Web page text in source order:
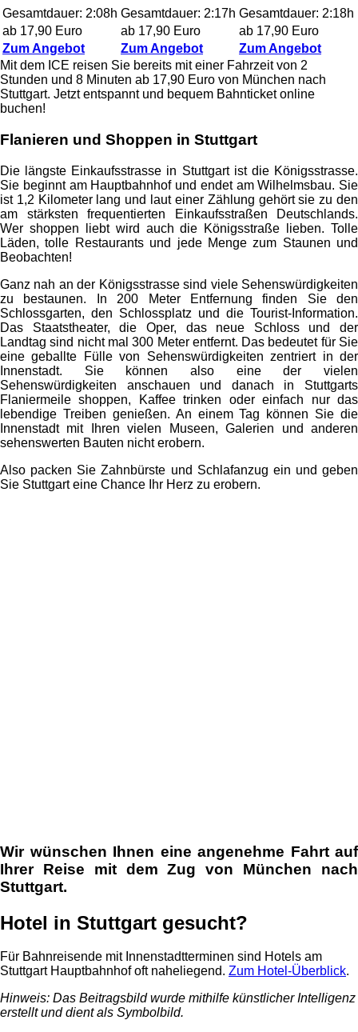
Gesamtdauer: 2:08h Gesamtdauer: 2:17h Gesamtdauer: 2:18h
ab 17,90 Euro
ab 17,90 Euro
ab 17,90 Euro
Zum Angebot
Zum Angebot
Zum Angebot
Mit dem ICE reisen Sie bereits mit einer Fahrzeit von 2
Stunden und 8 Minuten ab 17,90 Euro von München nach
Stuttgart. Jetzt entspannt und bequem Bahnticket online
buchen!
Flanieren und Shoppen in Stuttgart
Die längste Einkaufsstrasse in Stuttgart ist die Königsstrasse.
Sie beginnt am Hauptbahnhof und endet am Wilhelmsbau. Sie
ist 1,2 Kilometer lang und laut einer Zählung gehört sie zu den
am stärksten frequentierten Einkaufsstraßen Deutschlands.
Wer shoppen liebt wird auch die Königsstraße lieben. Tolle
Läden, tolle Restaurants und jede Menge zum Staunen und
Beobachten!
Ganz nah an der Königsstrasse sind viele Sehenswürdigkeiten
zu bestaunen. In 200 Meter Entfernung finden Sie den
Schlossgarten, den Schlossplatz und die Tourist-Information.
Das Staatstheater, die Oper, das neue Schloss und der
Landtag sind nicht mal 300 Meter entfernt. Das bedeutet für Sie
eine geballte Fülle von Sehenswürdigkeiten zentriert in der
Innenstadt. Sie können also eine der vielen
Sehenswürdigkeiten anschauen und danach in Stuttgarts
Flaniermeile shoppen, Kaffee trinken oder einfach nur das
lebendige Treiben genießen. An einem Tag können Sie die
Innenstadt mit Ihren vielen Museen, Galerien und anderen
sehenswerten Bauten nicht erobern.
Also packen Sie Zahnbürste und Schlafanzug ein und geben
Sie Stuttgart eine Chance Ihr Herz zu erobern.
Wir wünschen Ihnen eine angenehme Fahrt auf
Ihrer Reise mit dem Zug von München nach
Stuttgart.
Hotel in Stuttgart gesucht?
Für Bahnreisende mit Innenstadtterminen sind Hotels am
Stuttgart Hauptbahnhof oft naheliegend. Zum Hotel-Überblick.
Hinweis: Das Beitragsbild wurde mithilfe künstlicher Intelligenz
erstellt und dient als Symbolbild.